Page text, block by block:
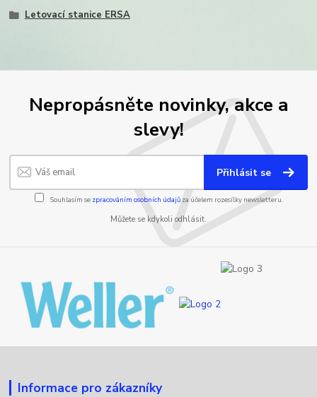
Letovací stanice ERSA
Nepropásněte novinky, akce a
slevy!
Přihlásit se
Souhlasím se zpracováním osobních údajůza účelem rozesílky newsletteru.
Můžete se kdykoli odhlásit.
Informace pro zákazníky